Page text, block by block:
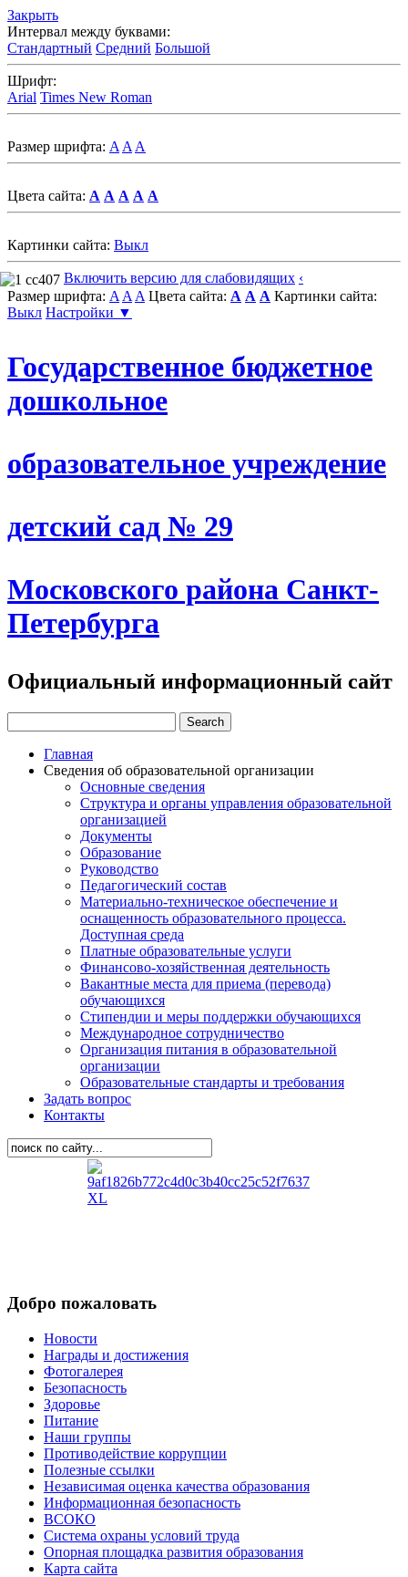
Закрыть
Интервал между буквами:
Стандартный Средний Большой
Шрифт:
Arial Times New Roman
Размер шрифта: A A A
Цвета сайта: A A A A A
Картинки сайта: Выкл
Включить версию для слабовидящих ‹
Размер шрифта: A A A Цвета сайта: A A A Картинки сайта:
Выкл Настройки ▼
Государственное бюджетное
дошкольное
образовательное учреждение
детский сад № 29
Московского района Санкт-
Петербурга
Официальный информационный сайт
Главная
Сведения об образовательной организации
Основные сведения
Структура и органы управления образовательной
организацией
Документы
Образование
Руководство
Педагогический состав
Материально-техническое обеспечение и
оснащенность образовательного процесса.
Доступная среда
Платные образовательные услуги
Финансово-хозяйственная деятельность
Вакантные места для приема (перевода)
обучающихся
Стипендии и меры поддержки обучающихся
Международное сотрудничество
Организация питания в образовательной
организации
Образовательные стандарты и требования
Задать вопрос
Контакты
Добро пожаловать
Новости
Награды и достижения
Фотогалерея
Безопасность
Здоровье
Питание
Наши группы
Противодействие коррупции
Полезные ссылки
Независимая оценка качества образования
Информационная безопасность
ВСОКО
Система охраны условий труда
Опорная площадка развития образования
Карта сайта